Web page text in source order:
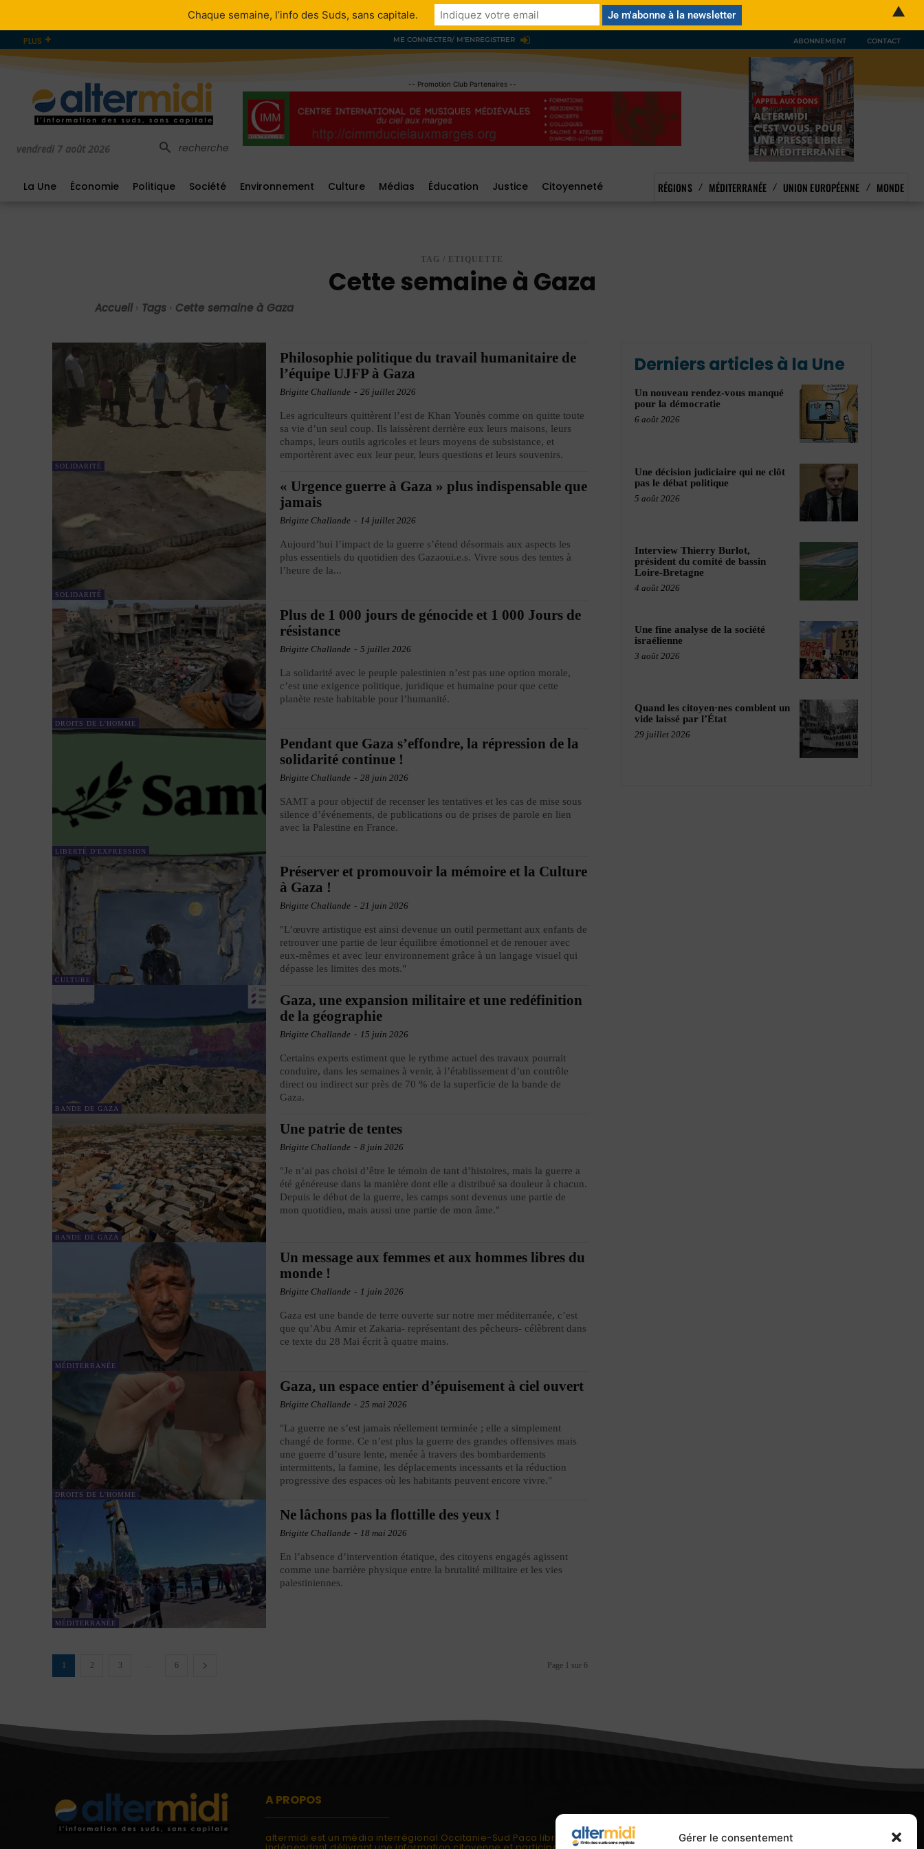
Gérer le consentement
PLUS ME CONNECTER/ M'ENREGISTRER ABONNEMENT CONTACT
vendredi 7 août 2026 recherche
-- Promotion Club Partenaires --
La Une Économie Politique Société Environnement Culture Médias Éducation Justice Citoyenneté RÉGIONS MÉDITERRANÉE UNION EUROPÉENNE MONDE
TAG / ETIQUETTE
Cette semaine à Gaza
Accueil Tags Cette semaine à Gaza
SOLIDARITÉ
Philosophie politique du travail humanitaire de
l’équipe UJFP à Gaza
Brigitte Challande - 26 juillet 2026
Les agriculteurs quittèrent l’est de Khan Younès comme on quitte toute
sa vie d’un seul coup. Ils laissèrent derrière eux leurs maisons, leurs
champs, leurs outils agricoles et leurs moyens de subsistance, et
emportèrent avec eux leur peur, leurs questions et leurs souvenirs.
SOLIDARITÉ
« Urgence guerre à Gaza » plus indispensable que
jamais
Brigitte Challande - 14 juillet 2026
Aujourd’hui l’impact de la guerre s’étend désormais aux aspects les
plus essentiels du quotidien des Gazaoui.e.s. Vivre sous des tentes à
l’heure de la...
DROITS DE L'HOMME
Plus de 1 000 jours de génocide et 1 000 Jours de
résistance
Brigitte Challande - 5 juillet 2026
La solidarité avec le peuple palestinien n’est pas une option morale,
c’est une exigence politique, juridique et humaine pour que cette
planète reste habitable pour l’humanité.
LIBERTÉ D'EXPRESSION
Pendant que Gaza s’effondre, la répression de la
solidarité continue !
Brigitte Challande - 28 juin 2026
SAMT a pour objectif de recenser les tentatives et les cas de mise sous
silence d’événements, de publications ou de prises de parole en lien
avec la Palestine en France.
CULTURE
Préserver et promouvoir la mémoire et la Culture
à Gaza !
Brigitte Challande - 21 juin 2026
"L’œuvre artistique est ainsi devenue un outil permettant aux enfants de
retrouver une partie de leur équilibre émotionnel et de renouer avec
eux-mêmes et avec leur environnement grâce à un langage visuel qui
dépasse les limites des mots."
BANDE DE GAZA
Gaza, une expansion militaire et une redéfinition
de la géographie
Brigitte Challande - 15 juin 2026
Certains experts estiment que le rythme actuel des travaux pourrait
conduire, dans les semaines à venir, à l’établissement d’un contrôle
direct ou indirect sur près de 70 % de la superficie de la bande de
Gaza.
BANDE DE GAZA
Une patrie de tentes
Brigitte Challande - 8 juin 2026
"Je n’ai pas choisi d’être le témoin de tant d’histoires, mais la guerre a
été généreuse dans la manière dont elle a distribué sa douleur à chacun.
Depuis le début de la guerre, les camps sont devenus une partie de
mon quotidien, mais aussi une partie de mon âme."
MÉDITERRANÉE
Un message aux femmes et aux hommes libres du
monde !
Brigitte Challande - 1 juin 2026
Gaza est une bande de terre ouverte sur notre mer méditerranée, c’est
que qu’Abu Amir et Zakaria- représentant des pêcheurs- célèbrent dans
ce texte du 28 Mai écrit à quatre mains.
DROITS DE L'HOMME
Gaza, un espace entier d’épuisement à ciel ouvert
Brigitte Challande - 25 mai 2026
"La guerre ne s’est jamais réellement terminée ; elle a simplement
changé de forme. Ce n’est plus la guerre des grandes offensives mais
une guerre d’usure lente, menée à travers des bombardements
intermittents, la famine, les déplacements incessants et la réduction
progressive des espaces où les habitants peuvent encore vivre."
MÉDITERRANÉE
Ne lâchons pas la flottille des yeux !
Brigitte Challande - 18 mai 2026
En l’absence d’intervention étatique, des citoyens engagés agissent
comme une barrière physique entre la brutalité militaire et les vies
palestiniennes.
1 2 3 6 Page 1 sur 6
Derniers articles à la Une
Un nouveau rendez-vous manqué
pour la démocratie
6 août 2026
Une décision judiciaire qui ne clôt
pas le débat politique
5 août 2026
Interview Thierry Burlot,
président du comité de bassin
Loire-Bretagne
4 août 2026
Une fine analyse de la société
israélienne
3 août 2026
Quand les citoyen·nes comblent un
vide laissé par l’État
29 juillet 2026
A PROPOS
altermidi est un média interrégional Occitanie-Sud Paca libre et
Chaque semaine, l’info des Suds, sans capitale. ▲